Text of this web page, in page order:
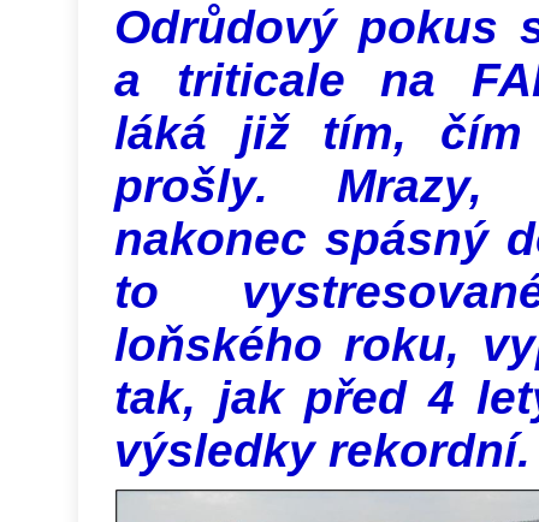
Odrůdový pokus
a triticale na
láká již tím,
prošly.
nakonec spásný
to
loňského roku,
tak, jak před 4
výsledky rekordní.